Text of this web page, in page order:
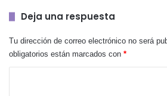
Deja una respuesta
Tu dirección de correo electrónico no será
obligatorios están marcados con *